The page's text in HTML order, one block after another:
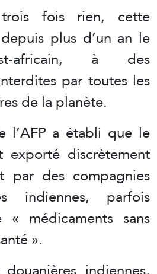
fois rien, cette
plus d’un an le
africain, à des
par toutes les
de la planète.
l’AFP a établi que le
discrètement
par des compagnies
indiennes, parfois
« médicaments sans
».